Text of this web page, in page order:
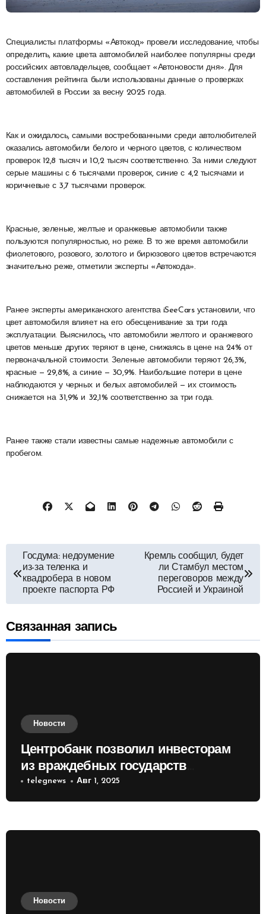
Специалисты платформы «Автокод» провели исследование, чтобы
определить, какие цвета автомобилей наиболее популярны среди
российских автовладельцев, сообщает «Автоновости дня». Для
составления рейтинга были использованы данные о проверках
автомобилей в России за весну 2025 года.
Как и ожидалось, самыми востребованными среди автолюбителей
оказались автомобили белого и черного цветов, с количеством
проверок 12,8 тысяч и 10,2 тысяч соответственно. За ними следуют
серые машины с 6 тысячами проверок, синие с 4,2 тысячами и
коричневые с 3,7 тысячами проверок.
Красные, зеленые, желтые и оранжевые автомобили также
пользуются популярностью, но реже. В то же время автомобили
фиолетового, розового, золотого и бирюзового цветов встречаются
значительно реже, отметили эксперты «Автокода».
Ранее эксперты американского агентства iSeeCars установили, что
цвет автомобиля влияет на его обесценивание за три года
эксплуатации. Выяснилось, что автомобили желтого и оранжевого
цветов меньше других теряют в цене, снижаясь в цене на 24% от
первоначальной стоимости. Зеленые автомобили теряют 26,3%,
красные — 29,8%, а синие — 30,9%. Наибольшие потери в цене
наблюдаются у черных и белых автомобилей — их стоимость
снижается на 31,9% и 32,1% соответственно за три года.
Ранее также стали известны самые надежные автомобили с
пробегом.
Навигация
по
записям
Госдума: недоумение
из-за теленка и
квадробера в новом
проекте паспорта РФ
Кремль сообщил, будет
ли Стамбул местом
переговоров между
Россией и Украиной
Связанная запись
Новости
Центробанк позволил инвесторам
из враждебных государств
приобретать валюту
telegnews Авг 1, 2025
Новости